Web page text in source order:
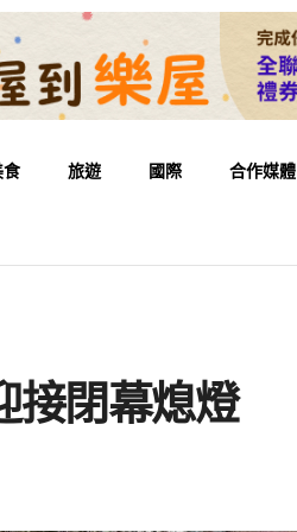
食 旅遊 國際 合作媒體
閉幕熄燈